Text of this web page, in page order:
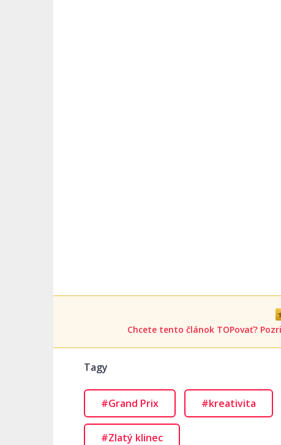
Chcete tento článok TOPovať?
Tagy
#Grand Prix #kreativita
#Zlatý klinec